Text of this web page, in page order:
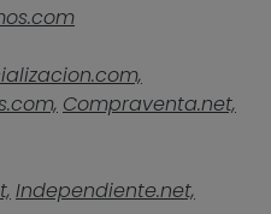
Compraventa.net,
Independiente.net,